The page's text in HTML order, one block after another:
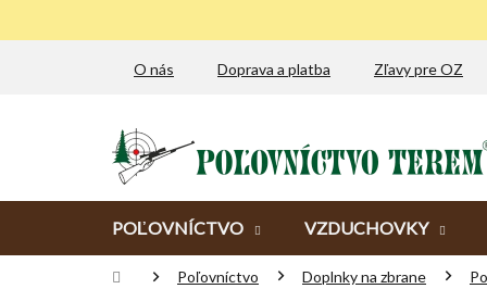
O nás Doprava a platba Zľavy pre OZ
POĽOVNÍCTVO VZDUCHOVKY
DomovPoľovníctvo Doplnky na zbrane